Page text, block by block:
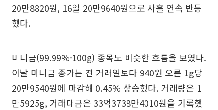
20만8820원, 16일 20만9640원으로 사흘 연속 반등
했다.
미니금(99.99%·100g) 종목도 비슷한 흐름을 보였다.
이날 미니금 종가는 전 거래일보다 940원 오른 1g당
20만9540원에 마감해 0.45% 상승했다. 거래량은 1
만5925g, 거래대금은 33억3738만4010원을 기록했